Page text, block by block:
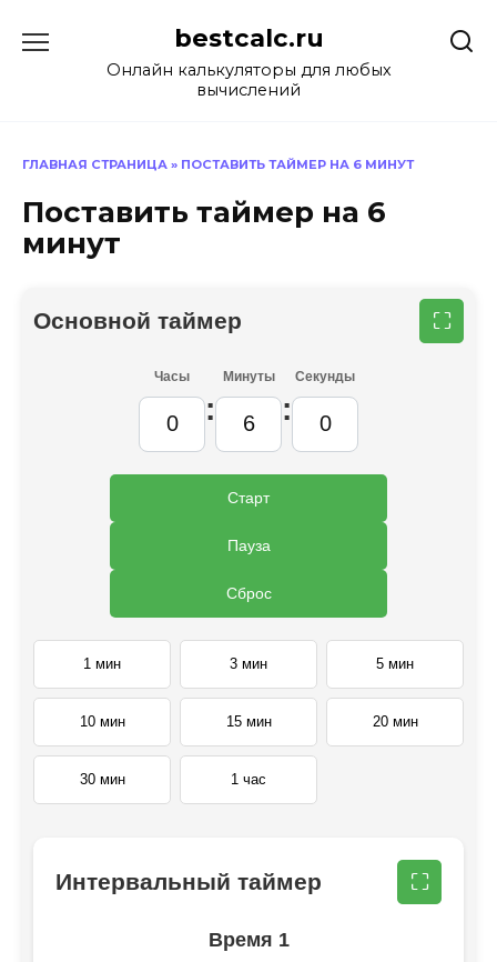
содержанию
bestcalc.ru
Онлайн калькуляторы для любых
вычислений
ГЛАВНАЯ СТРАНИЦА » ПОСТАВИТЬ ТАЙМЕР НА 6 МИНУТ
Поставить таймер на 6
минут
Основной таймер ⛶
Часы
:
Минуты
:
Секунды
Старт
Пауза
Сброс
1 мин 3 мин 5 мин
10 мин 15 мин 20 мин
30 мин 1 час
Интервальный таймер ⛶
Время 1